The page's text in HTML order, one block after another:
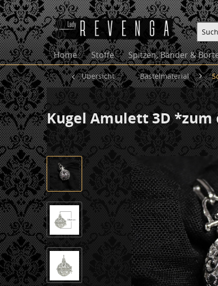
Home Stoffe Spitzen, Bänder &
Übersicht Bastelmaterial
Kugel Amulett 3D